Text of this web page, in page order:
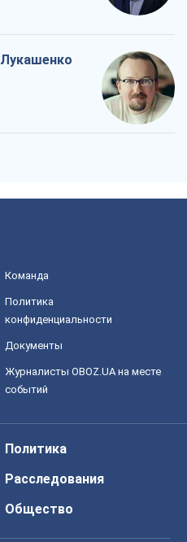
Команда
Политика
конфиденциальности
Документы
Журналисты OBOZ.UA на месте
событий
Политика
Расследования
Общество